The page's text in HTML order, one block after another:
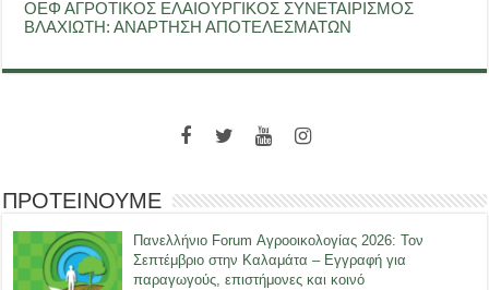
ΟΕΦ ΑΓΡΟΤΙΚΟΣ ΕΛΑΙΟΥΡΓΙΚΟΣ ΣΥΝΕΤΑΙΡΙΣΜΟΣ
ΒΛΑΧΙΩΤΗ: ΑΝΑΡΤΗΣΗ ΑΠΟΤΕΛΕΣΜΑΤΩΝ
ΠΡΟΤΕΙΝΟΥΜΕ
Πανελλήνιο Forum Αγροοικολογίας 2026: Τον
Σεπτέμβριο στην Καλαμάτα – Εγγραφή για
παραγωγούς, επιστήμονες και κοινό